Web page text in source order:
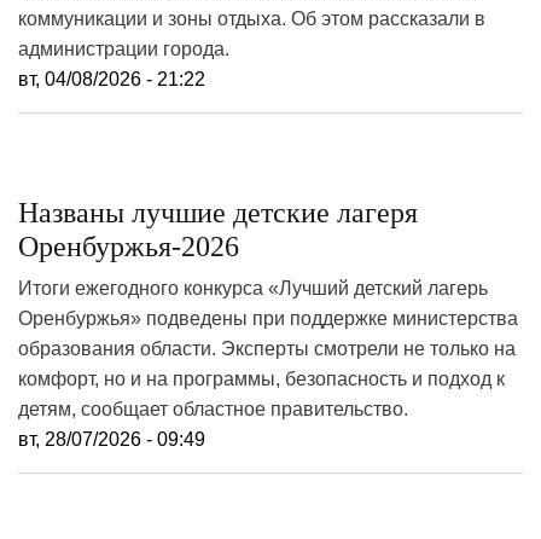
коммуникации и зоны отдыха. Об этом рассказали в
администрации города.
вт, 04/08/2026 - 21:22
Названы лучшие детские лагеря
Оренбуржья‑2026
Итоги ежегодного конкурса «Лучший детский лагерь
Оренбуржья» подведены при поддержке министерства
образования области. Эксперты смотрели не только на
комфорт, но и на программы, безопасность и подход к
детям, сообщает областное правительство.
вт, 28/07/2026 - 09:49